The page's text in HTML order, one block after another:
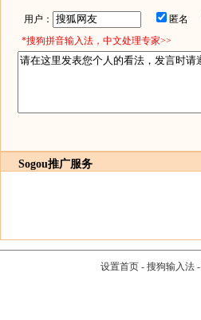
用户： 匿名
*搜狗拼音输入法，中文处理专家>>
Sogou推广服务
设置首页- 搜狗输入法-